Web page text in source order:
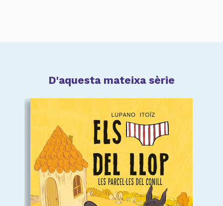
D'aquesta mateixa sèrie